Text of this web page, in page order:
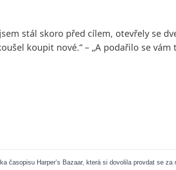
stál skoro před cílem, otevřely se
koupit nové.“ – „A podařilo se vám
časopisu Harper’s Bazaar, která si dovolila provdat se za